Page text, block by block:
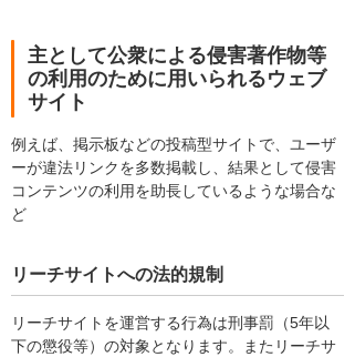
主として公衆による侵害著作物等
の利用のために用いられるウェブ
サイト
例えば、掲示板などの投稿型サイトで、ユーザ
ーが違法リンクを多数掲載し、結果として侵害
コンテンツの利用を助長しているような場合な
ど
リーチサイトへの法的規制
リーチサイトを運営する行為は刑事罰（5年以
下の懲役等）の対象となります。またリーチサ